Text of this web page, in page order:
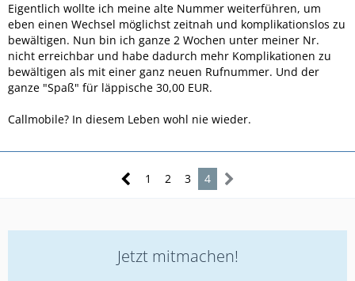
Eigentlich wollte ich meine alte Nummer weiterführen, um
eben einen Wechsel möglichst zeitnah und komplikationslos zu
bewältigen. Nun bin ich ganze 2 Wochen unter meiner Nr.
nicht erreichbar und habe dadurch mehr Komplikationen zu
bewältigen als mit einer ganz neuen Rufnummer. Und der
ganze "Spaß" für läppische 30,00 EUR.
Callmobile? In diesem Leben wohl nie wieder.
1 2 3 4
Jetzt mitmachen!